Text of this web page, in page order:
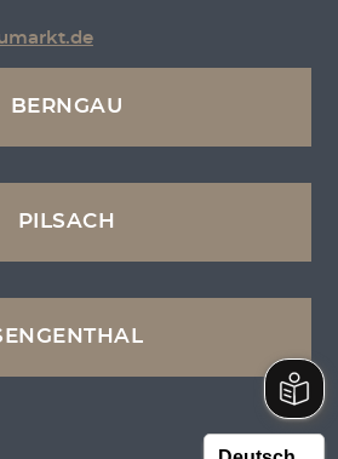
BERNGAU
PILSACH